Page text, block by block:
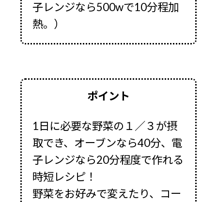
子レンジなら500wで10分程加
熱。）
ポイント
1日に必要な野菜の１／３が摂
取でき、オーブンなら40分、電
子レンジなら20分程度で作れる
時短レシピ！
野菜をお好みで変えたり、コー